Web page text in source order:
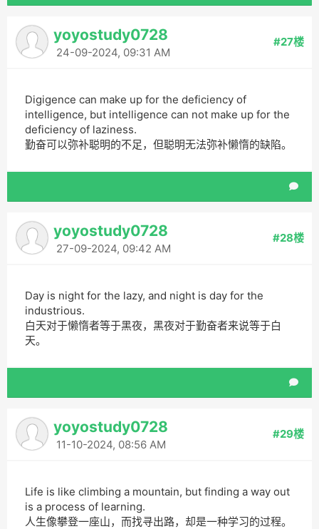
yoyostudy0728
24-09-2024, 09:31 AM
#27楼
Digigence can make up for the deficiency of
intelligence, but intelligence can not make up for the
deficiency of laziness.
勤奋可以弥补聪明的不足，但聪明无法弥补懒惰的缺陷。
yoyostudy0728
27-09-2024, 09:42 AM
#28楼
Day is night for the lazy, and night is day for the
industrious.
白天对于懒惰者等于黑夜，黑夜对于勤奋者来说等于白
天。
yoyostudy0728
11-10-2024, 08:56 AM
#29楼
Life is like climbing a mountain, but finding a way out
is a process of learning.
人生像攀登一座山，而找寻出路，却是一种学习的过程。